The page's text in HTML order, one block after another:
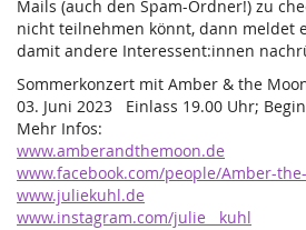
Mails (auch den Spam-Ordner!) zu
nicht teilnehmen könnt, dann meldet
damit andere Interessent:innen
Sommerkonzert mit Amber & the
03. Juni 2023 Einlass 19.00 Uhr;
Mehr Infos:
www.amberandthemoon.de
www.facebook.com/people/Amber-
www.juliekuhl.de
www.instagram.com/julie__kuhl